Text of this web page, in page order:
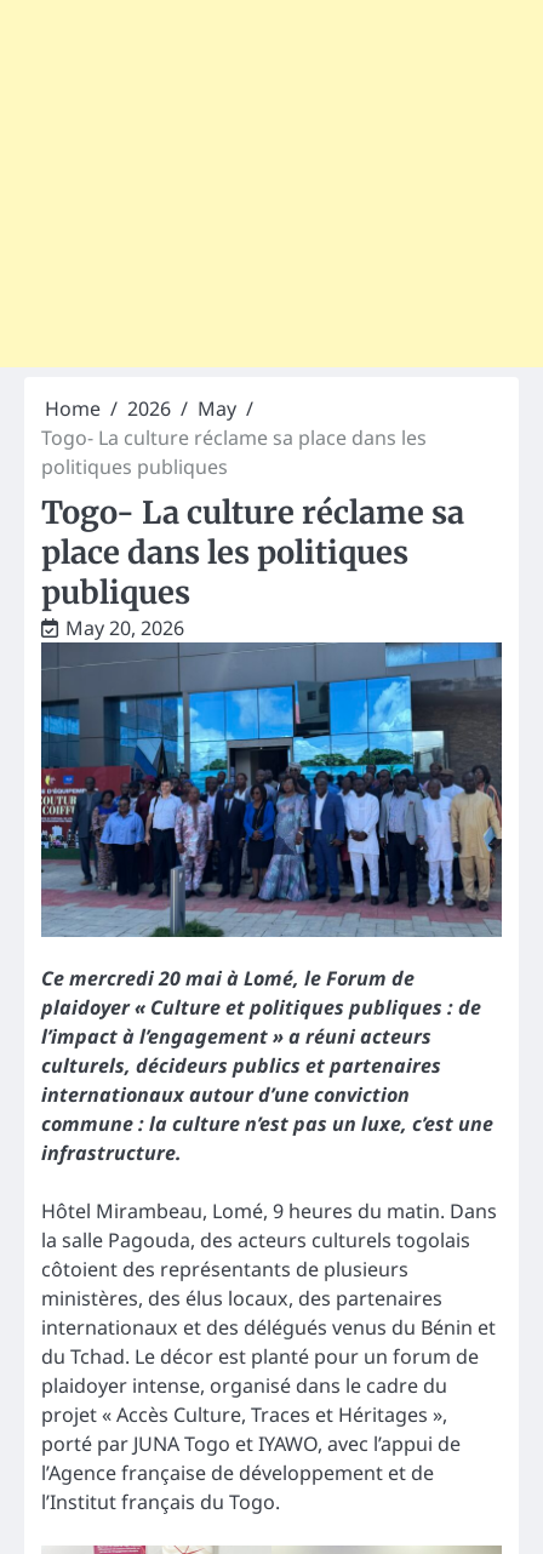
Home 2026
May
Togo- La culture réclame sa place dans les
politiques publiques
Togo- La culture réclame sa
place dans les politiques
publiques
May 20, 2026
Ce mercredi 20 mai à Lomé, le Forum de
plaidoyer « Culture et politiques publiques : de
l’impact à l’engagement » a réuni acteurs
culturels, décideurs publics et partenaires
internationaux autour d’une conviction
commune : la culture n’est pas un luxe, c’est une
infrastructure.
Hôtel Mirambeau, Lomé, 9 heures du matin. Dans
la salle Pagouda, des acteurs culturels togolais
côtoient des représentants de plusieurs
ministères, des élus locaux, des partenaires
internationaux et des délégués venus du Bénin et
du Tchad. Le décor est planté pour un forum de
plaidoyer intense, organisé dans le cadre du
projet « Accès Culture, Traces et Héritages »,
porté par JUNA Togo et IYAWO, avec l’appui de
l’Agence française de développement et de
l’Institut français du Togo.